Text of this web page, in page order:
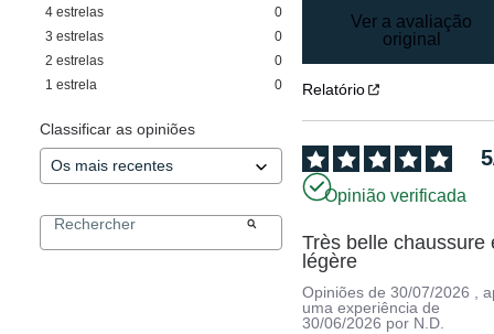
4 estrelas
0
3 estrelas
0
2 estrelas
0
1 estrela 0
Classificar as opiniões
Ver a avaliação
original
Relatório
5
Opinião verificada
Très belle chaussure
légère
Opiniões de30/07/2026 ,
uma experiência de
30/06/2026 por N.D.